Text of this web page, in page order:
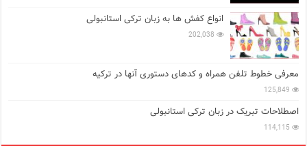
انواع کفش ها به زبان ترکی استانبولی
202,038
معرفی خطوط تلفن همراه و کدهای دستوری آنها در ترکیه
125,849
اصطلاحات تبریک در زبان ترکی استانبولی
114,115